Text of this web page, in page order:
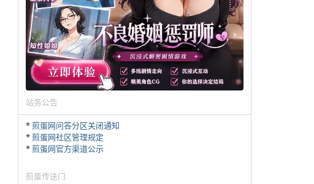
站务公告
*煎蛋网问答分区关闭通知
*煎蛋网社区管理规定
*煎蛋网官方渠道公示
煎蛋传送门